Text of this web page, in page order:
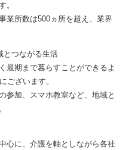
。
業所数は500ヵ所を超え、業界
とつながる生活
最期まで暮らすことができるよ
ございます。
参加、スマホ教室など、地域と
心に、介護を軸としながら各社